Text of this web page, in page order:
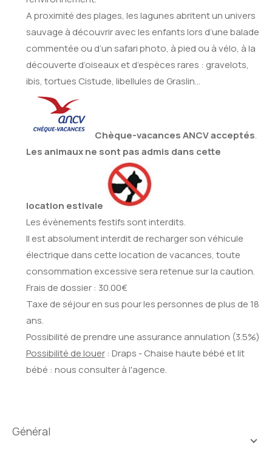
A proximité des plages, les lagunes abritent un univers
sauvage à découvrir avec les enfants lors d’une balade
commentée ou d’un safari photo, à pied ou à vélo, à la
découverte d’oiseaux et d’espèces rares : gravelots,
ibis, tortues Cistude, libellules de Graslin…
Chèque-vacances ANCV acceptés.
Les animaux ne sont pas admis dans cette
location estivale
Les évènements festifs sont interdits.
Il est absolument interdit de recharger son véhicule
électrique dans cette location de vacances, toute
consommation excessive sera retenue sur la caution.
Frais de dossier : 30.00€
Taxe de séjour en sus pour les personnes de plus de 18
ans.
Possibilité de prendre une assurance annulation (3.5%)
Possibilité de louer: Draps - Chaise haute bébé et lit
bébé : nous consulter à l'agence.
général